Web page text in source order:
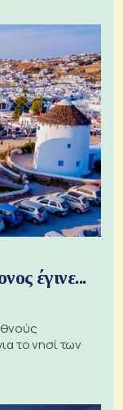
έγινε...
το νησί των